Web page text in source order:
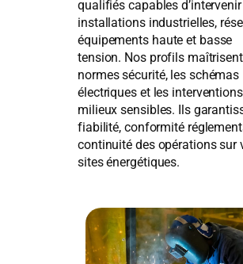
qualifiés capables
installations industrielles,
équipements haute et basse
tension. Nos profils
normes sécurité, les schémas
électriques et les
milieux sensibles. Ils
fiabilité, conformité
continuité des opérations sur
sites énergétiques.